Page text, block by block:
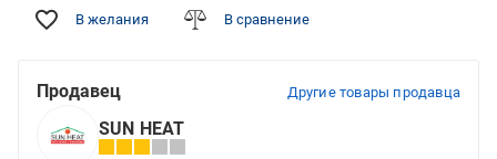
В желания В сравнение
Продавец Другие товары продавца
SUN HEAT